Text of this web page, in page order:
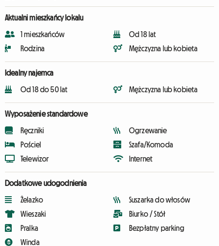
Aktualni mieszkańcy lokalu
1 mieszkańców
Rodzina
Od 18 lat
Mężczyzna lub kobieta
Idealny najemca
Od 18 do 50 lat Mężczyzna lub kobieta
Wyposażenie standardowe
Ręczniki
Pościel
Telewizor
Ogrzewanie
Szafa/Komoda
Internet
Dodatkowe udogodnienia
Żelazko
Wieszaki
Pralka
Winda
Suszarka do włosów
Biurko / Stół
Bezpłatny parking